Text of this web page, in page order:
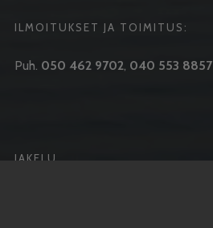
ILMOITUKSET JA TOIMITUS:
Puh. 050 462 9702, 040 553 8857
JAKELU